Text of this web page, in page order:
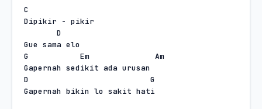
C
Dipikir - pikir
D
Gue sama elo
G
Em
Am
Gapernah sedikit ada urusan
D
G
Gapernah bikin lo sakit hati